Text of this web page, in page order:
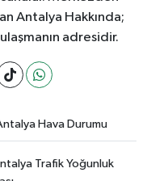
Antalya Hakkında;
adresidir.
Hava Durumu
Trafik Yoğunluk